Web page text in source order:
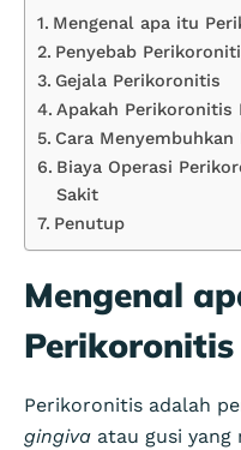
Mengenal apa itu
Penyebab
Gejala Perikoronitis
Apakah Perikoronitis
Cara
Biaya Operasi
Sakit
Penutup
Mengenal
Perikoronitis
Perikoronitis adalah
gingiva atau gusi